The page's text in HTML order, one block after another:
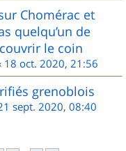
Chomérac et
quelqu’un de
le coin
18 oct. 2020, 21:56
grenoblois
sept. 2020, 08:40